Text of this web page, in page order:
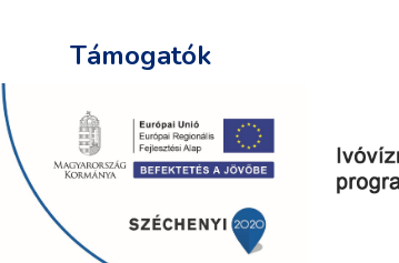
Támogatók